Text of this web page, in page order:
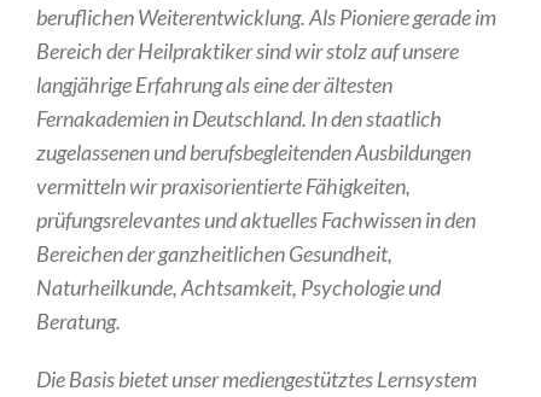
beruflichen Weiterentwicklung. Als Pioniere gerade im
Bereich der Heilpraktiker sind wir stolz auf unsere
langjährige Erfahrung als eine der ältesten
Fernakademien in Deutschland. In den staatlich
zugelassenen und berufsbegleitenden Ausbildungen
vermitteln wir praxisorientierte Fähigkeiten,
prüfungsrelevantes und aktuelles Fachwissen in den
Bereichen der ganzheitlichen Gesundheit,
Naturheilkunde, Achtsamkeit, Psychologie und
Beratung.
Die Basis bietet unser mediengestütztes Lernsystem